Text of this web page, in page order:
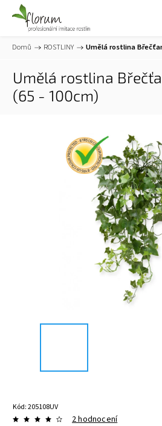
Domů / ROSTLINY / Umělá rostlina
Umělá rostlina
(65 - 100cm)
Kód:205108UV
2 hodnocení